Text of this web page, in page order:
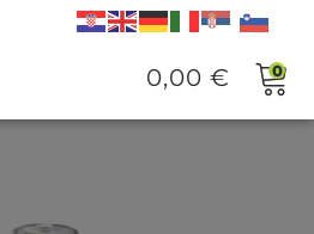
0,00 € 0